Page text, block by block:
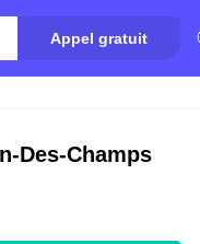
Appel gratuit
Des-Champs